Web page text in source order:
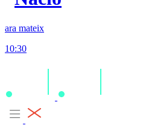
ara mateix
10:30